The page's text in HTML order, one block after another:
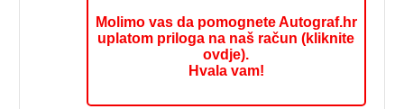
Molimo vas da pomognete Autograf.hr
uplatom priloga na naš račun (kliknite
ovdje).
Hvala vam!